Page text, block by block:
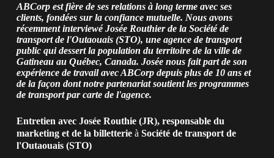
ABCorp est fière de ses relations à long terme avec ses
clients, fondées sur la confiance mutuelle. Nous avons
récemment interviewé Josée Routhier de la Société de
transport de l'Outaouais (STO), une agence de transport
public qui dessert la population du territoire de la ville de
Gatineau au Québec, Canada. Josée nous fait part de son
expérience de travail avec ABCorp depuis plus de 10 ans et
de la façon dont notre partenariat soutient les programmes
de transport par carte de l'agence.
Entretien avec Josée Routhie (JR), responsable du
marketing et de la billetterie à Société de transport de
l'Outaouais (STO)